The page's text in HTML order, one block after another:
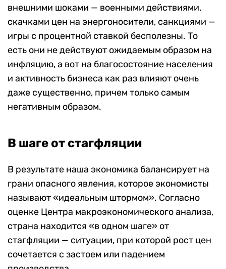
внешними шоками — военными действиями,
скачками цен на энергоносители, санкциями —
игры с процентной ставкой бесполезны. То
есть они не действуют ожидаемым образом на
инфляцию, а вот на благосостояние населения
и активность бизнеса как раз влияют очень
даже существенно, причем только самым
негативным образом.
В шаге от стагфляции
В результате наша экономика балансирует на
грани опасного явления, которое экономисты
называют «идеальным штормом». Согласно
оценке Центра макроэкономического анализа,
страна находится «в одном шаге» от
стагфляции — ситуации, при которой рост цен
сочетается с застоем или падением